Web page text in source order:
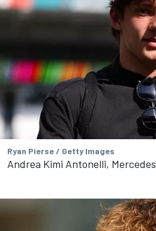
Ryan Pierse / Getty Images
Andrea Kimi Antonelli, Mercedes